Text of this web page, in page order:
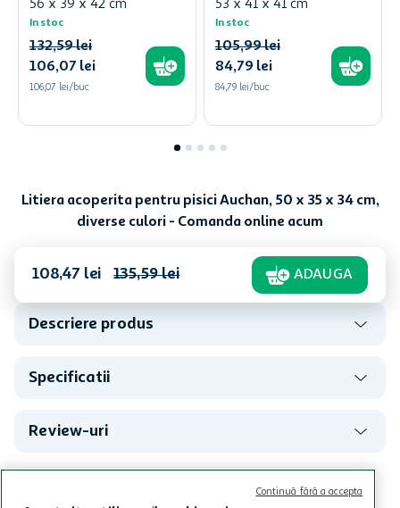
56 x 39 x 42 cm
In stoc
106,07 lei
132,59lei
106,07 lei/buc
53 x 41 x 41 cm
In stoc
84,79 lei
105,99lei
84,79 lei/buc
Litiera acoperita pentru pisici Auchan, 50 x 35 x 34 cm,
diverse culori - Comanda online acum
108,47 lei 135,59 lei ADAUGA
Descriere produs
Specificatii
Review-uri
au varsta de peste 18 ani impliniti la data inscrierii și care accepta
Continuă fără a accepta